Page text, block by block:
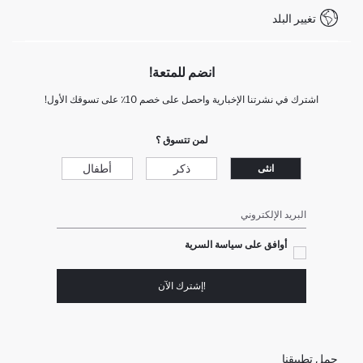
+212 525 076 633 خدمة العملاءتغيير البلد
انضم للمتعة!
اشترك في نشرتنا الإخبارية واحصل على خصم 10٪ على تسوقك الأول!
لمن تتسوق ؟
انثى ذكر أطفال
البريد الإلكتروني
أوافق على سياسة السرية
!إشترك الآن
حمل تطبيقنا